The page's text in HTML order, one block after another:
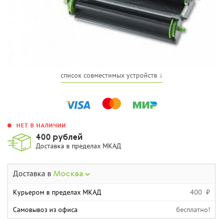
список совместимых устройств ↓
НЕТ В НАЛИЧИИ
400 рублей
Доставка в пределах МКАД
Доставка в Москва
Курьером в пределах МКАД
400 ₽
Самовывоз из офиса
бесплатно!